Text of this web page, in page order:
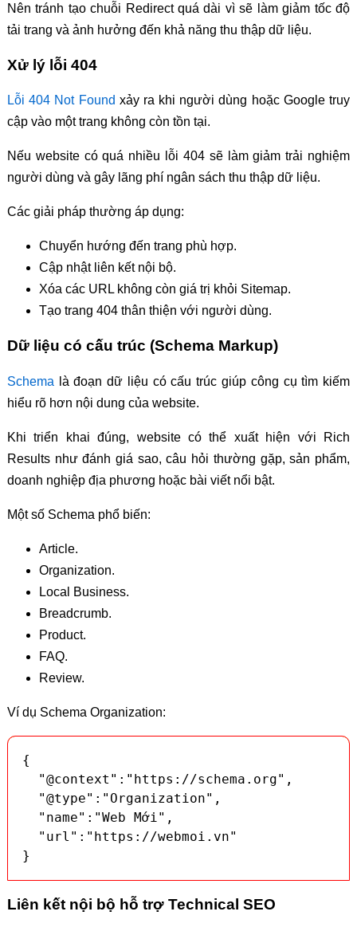
Nên tránh tạo chuỗi Redirect quá dài vì sẽ làm giảm tốc độ
tải trang và ảnh hưởng đến khả năng thu thập dữ liệu.
Xử lý lỗi 404
Lỗi 404 Not Found xảy ra khi người dùng hoặc Google truy
cập vào một trang không còn tồn tại.
Nếu website có quá nhiều lỗi 404 sẽ làm giảm trải nghiệm
người dùng và gây lãng phí ngân sách thu thập dữ liệu.
Các giải pháp thường áp dụng:
Chuyển hướng đến trang phù hợp.
Cập nhật liên kết nội bộ.
Xóa các URL không còn giá trị khỏi Sitemap.
Tạo trang 404 thân thiện với người dùng.
Dữ liệu có cấu trúc (Schema Markup)
Schema là đoạn dữ liệu có cấu trúc giúp công cụ tìm kiếm
hiểu rõ hơn nội dung của website.
Khi triển khai đúng, website có thể xuất hiện với Rich
Results như đánh giá sao, câu hỏi thường gặp, sản phẩm,
doanh nghiệp địa phương hoặc bài viết nổi bật.
Một số Schema phổ biến:
Article.
Organization.
Local Business.
Breadcrumb.
Product.
FAQ.
Review.
Ví dụ Schema Organization:
{
}
Liên kết nội bộ hỗ trợ Technical SEO